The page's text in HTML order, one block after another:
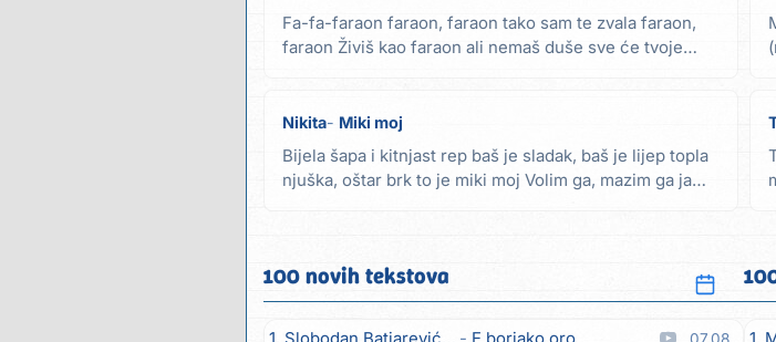
Fa-fa-faraon faraon, faraon tako sam te zvala faraon,
faraon Živiš kao faraon ali nemaš duše sve će tvoje
Nikita Miki moj
Bijela šapa i kitnjast rep baš je sladak, baš je lijep topla
njuška, oštar brk to je miki moj Volim ga, mazim ga ja
100 novih tekstova